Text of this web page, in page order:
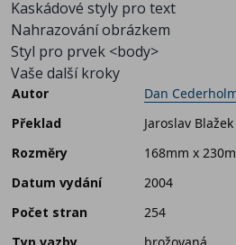
Kaskádové styly pro text
Nahrazování obrázkem
Styl pro prvek <body>
Vaše další kroky
Autor
Dan
Překlad
Jaroslav Blažek
Rozměry
168mm x
Datum vydání
2004
Počet stran
254